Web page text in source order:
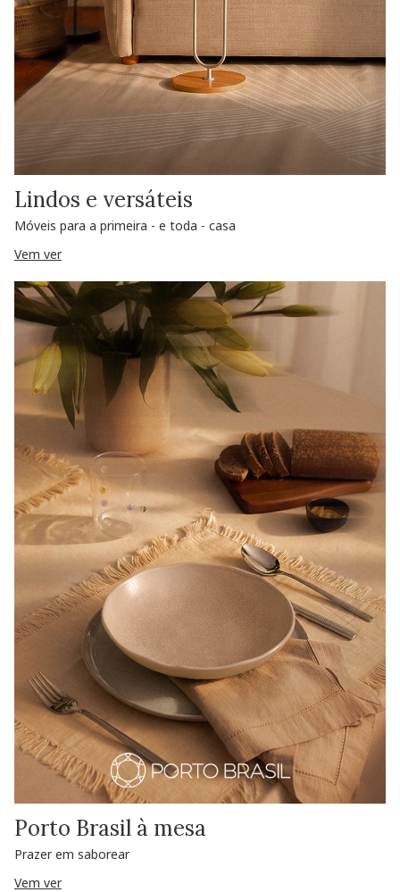
Lindos e versáteis
Móveis para a primeira - e toda - casa
Vem ver
Porto Brasil à mesa
Prazer em saborear
Vem ver